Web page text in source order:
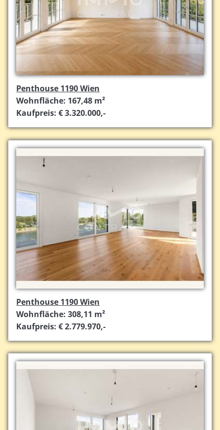
Penthouse 1190 Wien
Wohnfläche: 167,48 m²
Kaufpreis: € 3.320.000,-
Penthouse 1190 Wien
Wohnfläche: 308,11 m²
Kaufpreis: € 2.779.970,-